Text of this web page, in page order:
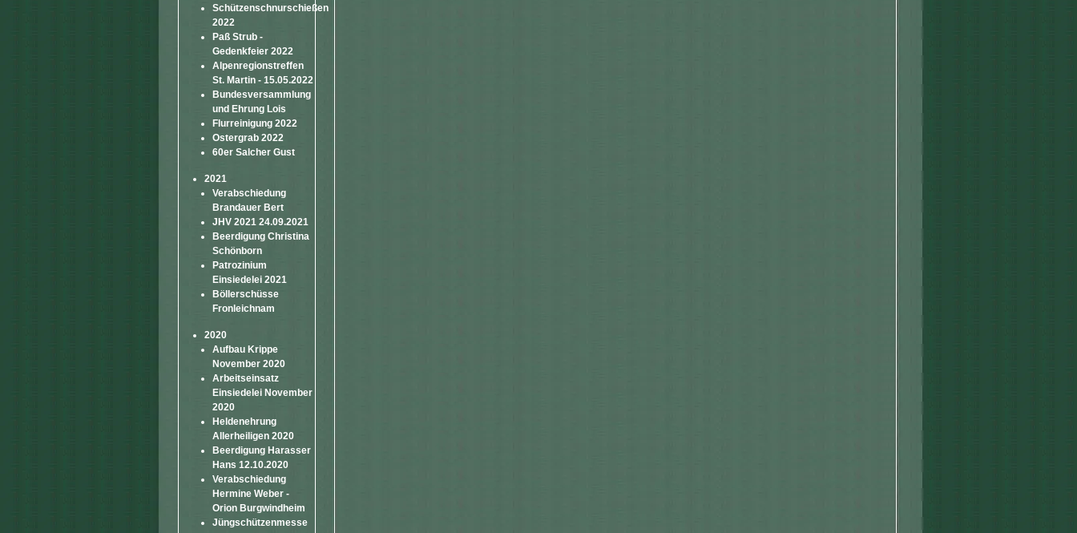
Schützenschnurschießen
2022
Paß Strub -
Gedenkfeier 2022
Alpenregionstreffen
St. Martin - 15.05.2022
Bundesversammlung
und Ehrung Lois
Flurreinigung 2022
Ostergrab 2022
60er Salcher Gust
2021
Verabschiedung
Brandauer Bert
JHV 2021 24.09.2021
Beerdigung Christina
Schönborn
Patrozinium
Einsiedelei 2021
Böllerschüsse
Fronleichnam
2020
Aufbau Krippe
November 2020
Arbeitseinsatz
Einsiedelei November
2020
Heldenehrung
Allerheiligen 2020
Beerdigung Harasser
Hans 12.10.2020
Verabschiedung
Hermine Weber -
Orion Burgwindheim
Jüngschützenmesse